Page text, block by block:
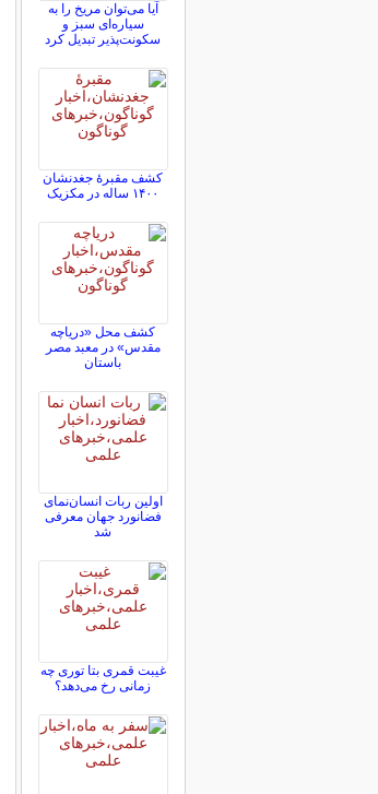
آیا می‌توان مریخ را به
سیاره‌ای سبز و
سکونت‌پذیر تبدیل کرد
کشف مقبرۀ جغدنشان
۱۴۰۰ ساله در مکزیک
کشف محل «دریاچه
مقدس» در معبد مصر
باستان
اولین ربات انسان‌نمای
فضانورد جهان معرفی
شد
غیبت قمری بتا توری چه
زمانی رخ می‌دهد؟